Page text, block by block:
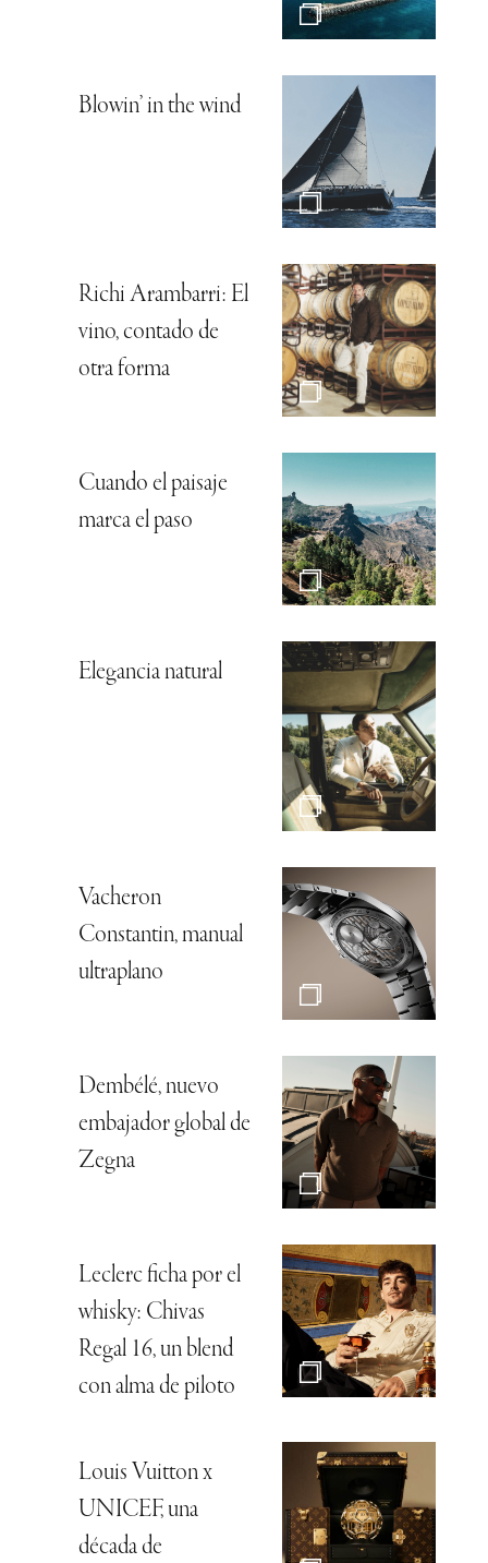
Blowin’ in the wind
Richi Arambarri: El
vino, contado de
otra forma
Cuando el paisaje
marca el paso
Elegancia natural
Vacheron
Constantin, manual
ultraplano
Dembélé, nuevo
embajador global de
Zegna
Leclerc ficha por el
whisky: Chivas
Regal 16, un blend
con alma de piloto
Louis Vuitton x
UNICEF, una
década de